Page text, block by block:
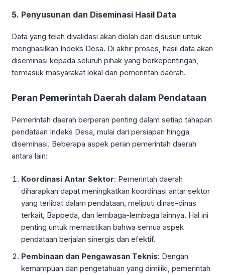
5. Penyusunan dan Diseminasi Hasil Data
Data yang telah divalidasi akan diolah dan disusun untuk
menghasilkan Indeks Desa. Di akhir proses, hasil data akan
diseminasi kepada seluruh pihak yang berkepentingan,
termasuk masyarakat lokal dan pemerintah daerah.
Peran Pemerintah Daerah dalam Pendataan
Pemerintah daerah berperan penting dalam setiap tahapan
pendataan Indeks Desa, mulai dari persiapan hingga
diseminasi. Beberapa aspek peran pemerintah daerah
antara lain:
Koordinasi Antar Sektor: Pemerintah daerah
diharapkan dapat meningkatkan koordinasi antar sektor
yang terlibat dalam pendataan, meliputi dinas-dinas
terkait, Bappeda, dan lembaga-lembaga lainnya. Hal ini
penting untuk memastikan bahwa semua aspek
pendataan berjalan sinergis dan efektif.
Pembinaan dan Pengawasan Teknis: Dengan
kemampuan dan pengetahuan yang dimiliki, pemerintah